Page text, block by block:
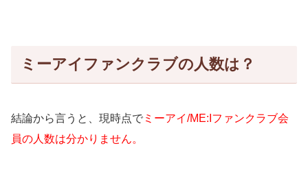
ミーアイファンクラブの人数は？
結論から言うと、現時点で ミーアイ/ME:Iファンクラブ会
員の人数は分かりません。